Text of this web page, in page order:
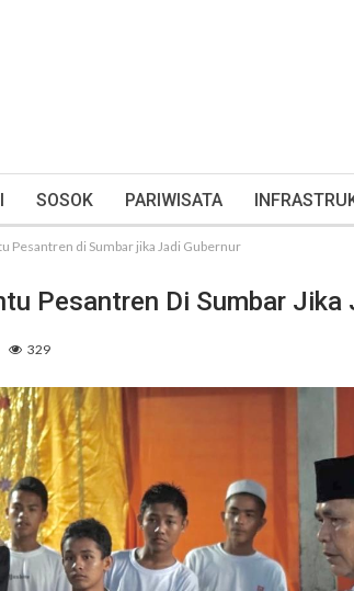
SOSOK PARIWISATA
Pesantren di Sumbar jika Jadi Gubernur
Pesantren Di Sumbar Jika
329